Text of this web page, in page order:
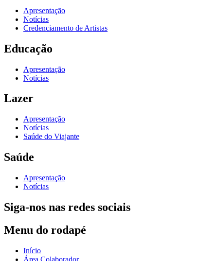
Apresentação
Notícias
Credenciamento de Artistas
Educação
Apresentação
Notícias
Lazer
Apresentação
Notícias
Saúde do Viajante
Saúde
Apresentação
Notícias
Siga-nos nas redes sociais
Menu do rodapé
Início
Área Colaborador